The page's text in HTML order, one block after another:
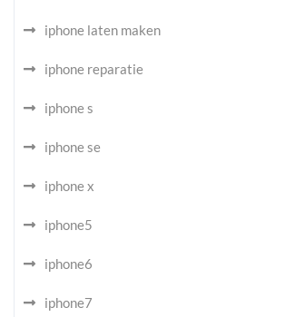
iphone laten maken
iphone reparatie
iphone s
iphone se
iphone x
iphone5
iphone6
iphone7